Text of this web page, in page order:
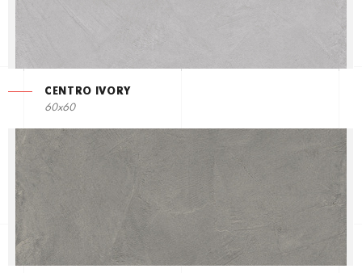
CENTRO IVORY
60x60